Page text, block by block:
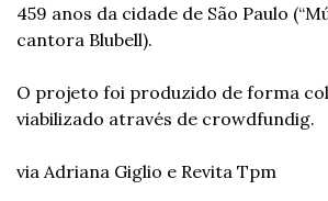
459 anos da cidade de São Paulo
cantora Blubell).
O projeto foi produzido de forma
viabilizado através de crowdfundig.
via Adriana Giglio e Revita Tpm